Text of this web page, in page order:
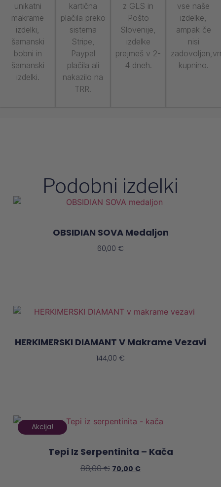
unikatni
makrame
izdelki,
šamanski
bobni in
šamanski
izdelki.
kartična
plačila preko
sistema
Stripe,
Paypal
plačila ali
nakazilo na
TRR.
z GLS in
Pošto
Slovenije,
izdelke
prejmeš v 2-
4 dneh.
vse naše
izdelke,
ampak če
nisi
kupnino.
Podobni izdelki
OBSIDIAN SOVA Medaljon
60,00 €
HERKIMERSKI DIAMANT V Makrame Vezavi
144,00 €
Akcija!
Tepi Iz Serpentinita – Kača
88,00€ 70,00 €